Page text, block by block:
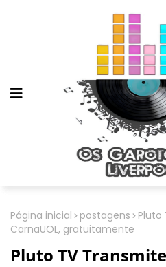
Página inicial postagens
Pluto
CarnaUOL, gratuitamente
Pluto TV